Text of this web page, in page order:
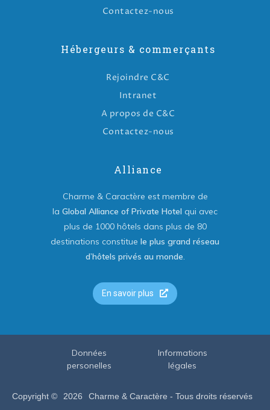
Contactez-nous
Hébergeurs & commerçants
Rejoindre C&C
Intranet
A propos de C&C
Contactez-nous
Alliance
Charme & Caractère est membre de
la Global Alliance of Private Hotel qui avec
plus de 1000 hôtels dans plus de 80
destinations constitue le plus grand réseau
d’hôtels privés au monde.
En savoir plus
Copyright © 2026 Charme & Caractère - Tous droits réservés
Données
personelles
Informations
légales